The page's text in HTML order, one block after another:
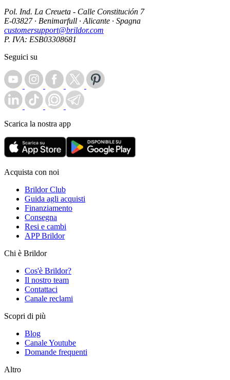
Pol. Ind. La Creueta - Calle Constitución 7
E-03827 · Benimarfull · Alicante · Spagna
customersupport@brildor.com
P. IVA: ESB03308681
Seguici su
Scarica la nostra app
Acquista con noi
Brildor Club
Guida agli acquisti
Finanziamento
Consegna
Resi e cambi
APP Brildor
Chi è Brildor
Cos'è Brildor?
Il nostro team
Contattaci
Canale reclami
Scopri di più
Blog
Canale Youtube
Domande frequenti
Altro